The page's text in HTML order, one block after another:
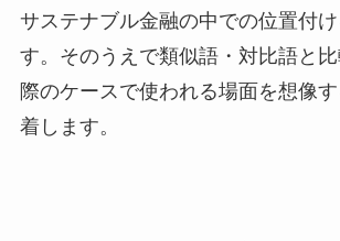
サステナブル金融の中での位置付
す。そのうえで類似語・対比語と
際のケースで使われる場面を想像
着します。